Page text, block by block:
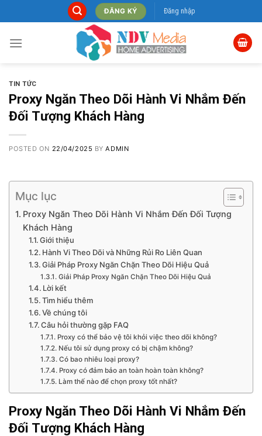
to
content
ĐĂNG KÝ Đăng nhập
TIN TỨC
Proxy Ngăn Theo Dõi Hành Vi Nhắm Đến
Đối Tượng Khách Hàng
POSTED ON 22/04/2025 BYADMIN
Mục lục
Proxy Ngăn Theo Dõi Hành Vi Nhắm Đến Đối Tượng
Khách Hàng
Giới thiệu
Hành Vi Theo Dõi và Những Rủi Ro Liên Quan
Giải Pháp Proxy Ngăn Chặn Theo Dõi Hiệu Quả
Giải Pháp Proxy Ngăn Chặn Theo Dõi Hiệu Quả
Lời kết
Tìm hiểu thêm
Về chúng tôi
Câu hỏi thường gặp FAQ
Proxy có thể bảo vệ tôi khỏi việc theo dõi không?
Nếu tôi sử dụng proxy có bị chậm không?
Có bao nhiêu loại proxy?
Proxy có đảm bảo an toàn hoàn toàn không?
Làm thế nào để chọn proxy tốt nhất?
Proxy Ngăn Theo Dõi Hành Vi Nhắm Đến
Đối Tượng Khách Hàng